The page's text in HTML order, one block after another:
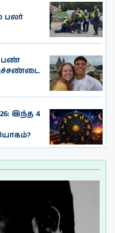
பலர்
இந்த 4